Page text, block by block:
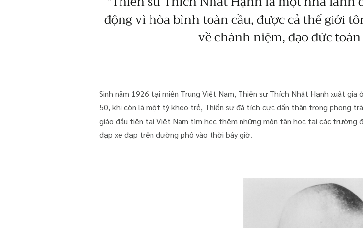
động vì hòa bình toàn cầu, được cả thế giới
về chánh niệm, đạo đức
Sinh năm 1926 tại miền Trung Việt Nam, Thiền sư Thích Nhất Hạnh xuất
50, khi còn là một tỳ kheo trẻ, Thiền sư đã tích cực dấn thân trong phong
giáo đầu tiên tại Việt Nam tìm học thêm những môn tân học tại các trường
đạp xe đạp trên đường phố vào thời bấy giờ.